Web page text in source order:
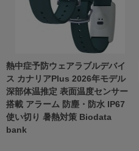
害獣・虫よけ対策
熱中症予防ウェアラブルデバイ
ス カナリアPlus 2026年モデル
深部体温推定 表面温度センサー
搭載 アラーム 防塵・防水 IP67
使い切り 暑熱対策 Biodata
bank